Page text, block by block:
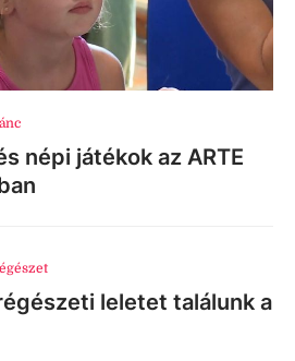
népi játékok az ARTE
leletet találunk a